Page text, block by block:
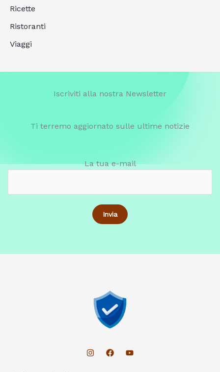
Ricette
Ristoranti
Viaggi
Iscriviti alla nostra Newsletter
Ti terremo aggiornato sulle ultime notizie
La tua e-mail